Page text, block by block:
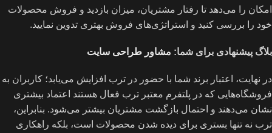
امکان را می‌دهد تا رفتار مشتریان، میزان بازدید و فروش محصولات
خود را بررسی کنید و استراتژی‌های فروش بهتری تدوین نمایید.
بلاگ پیشنهادی برای شما: مشاور طراحی سایت
در نهایت، اعتبار برند شما با حضور در ترب افزایش می‌یابد؛ کاربران به
فروشگاه‌هایی که در پلتفرم معتبر ترب فعال هستند اعتماد بیشتری
نشان می‌دهند و احتمال بازگشت مشتریان بیشتر می‌شود. بنابراین،
ترب نه تنها بستری برای دیده شدن محصولات است، بلکه راهکاری